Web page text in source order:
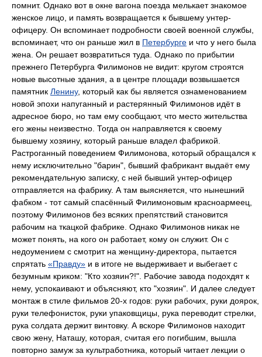
помнит. Однако вот в окне вагона поезда мелькает знакомое
женское лицо, и память возвращается к бывшему унтер-
офицеру. Он вспоминает подробности своей военной службы,
вспоминает, что он раньше жил в Петербурге и что у него была
жена. Он решает возвратиться туда. Однако по прибытии
прежнего Петербурга Филимонов не видит: кругом строятся
новые высотные здания, а в центре площади возвышается
памятник Ленину, который как бы является ознаменованием
новой эпохи напуганный и растерянный Филимонов идёт в
адресное бюро, но там ему сообщают, что место жительства
его жены неизвестно. Тогда он направляется к своему
бывшему хозяину, который раньше владел фабрикой.
Растроганный поведением Филимонова, который обращался к
нему исключительно "барин", бывший фабрикант выдаёт ему
рекомендательную записку, с ней бывший унтер-офицер
отправляется на фабрику. А там выясняется, что нынешний
фабком - тот самый спасённый Филимоновым красноармеец,
поэтому Филимонов без всяких препятствий становится
рабочим на ткацкой фабрике. Однако Филимонов никак не
может понять, на кого он работает, кому он служит. Он с
недоумением с смотрит на женщину-директора, пытается
спрятать «Правду» и в итоге не выдерживает и выбегает с
безумным криком: "Кто хозяин?!". Рабочие завода подохдят к
нему, успокаивают и объясняют, кто "хозяин". И далее следует
монтаж в стиле фильмов 20-х годов: руки рабочих, руки доярок,
руки телефонисток, руки упаковщицы, рука переводит стрелки,
рука солдата держит винтовку. А вскоре Филимонов находит
свою жену, Наташу, которая, считая его погибшим, вышла
повторно замуж за культработника, который читает лекции о